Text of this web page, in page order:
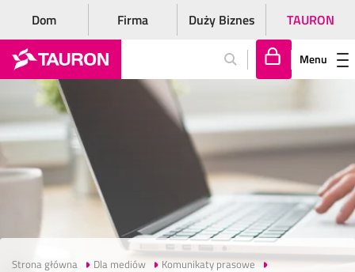
Dom Firma Duży Biznes TAURON
lo
gu
j
si
ę
Menu
Strona główna Dla mediów
Komunikaty prasowe